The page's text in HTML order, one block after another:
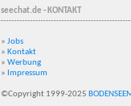
seechat.de - KONTAKT
» Jobs
» Kontakt
» Werbung
» Impressum
©Copyright 1999-2025